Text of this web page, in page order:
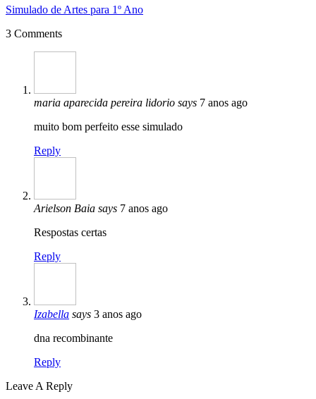
Simulado de Artes para 1º Ano
3 Comments
maria aparecida pereira lidorio says 7 anos ago
muito bom perfeito esse simulado
Reply
Arielson Baia says 7 anos ago
Respostas certas
Reply
Izabella says 3 anos ago
dna recombinante
Reply
Leave A Reply